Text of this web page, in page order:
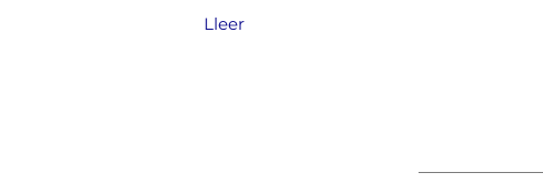
Lleer